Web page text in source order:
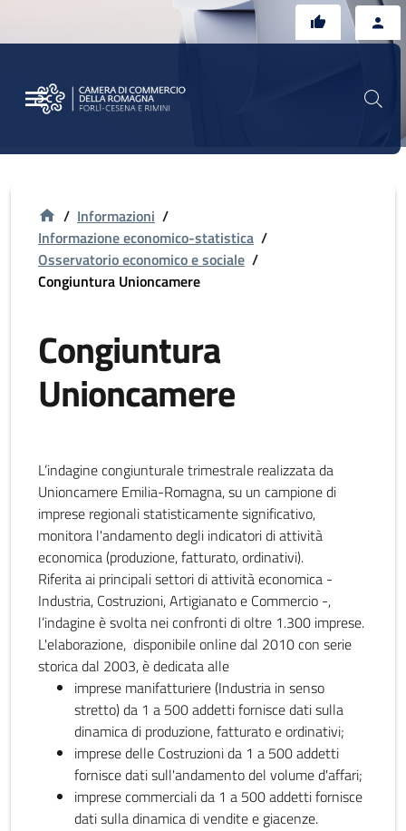
/ Informazioni /
Informazione economico-statistica /
Osservatorio economico e sociale /
Congiuntura Unioncamere
Congiuntura
Unioncamere
L’indagine congiunturale trimestrale realizzata da
Unioncamere Emilia-Romagna, su un campione di
imprese regionali statisticamente significativo,
monitora l'andamento degli indicatori di attività
economica (produzione, fatturato, ordinativi).
Riferita ai principali settori di attività economica -
Industria, Costruzioni, Artigianato e Commercio -,
l’indagine è svolta nei confronti di oltre 1.300 imprese.
L'elaborazione, disponibile online dal 2010 con serie
storica dal 2003, è dedicata alle
imprese manifatturiere (Industria in senso
stretto) da 1 a 500 addetti fornisce dati sulla
dinamica di produzione, fatturato e ordinativi;
imprese delle Costruzioni da 1 a 500 addetti
fornisce dati sull'andamento del volume d'affari;
imprese commerciali da 1 a 500 addetti fornisce
dati sulla dinamica di vendite e giacenze.